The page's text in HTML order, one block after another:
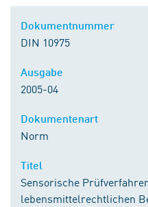
DIN 10975
2005-04
Norm
Sensorische
lebensmittelrechtlichen